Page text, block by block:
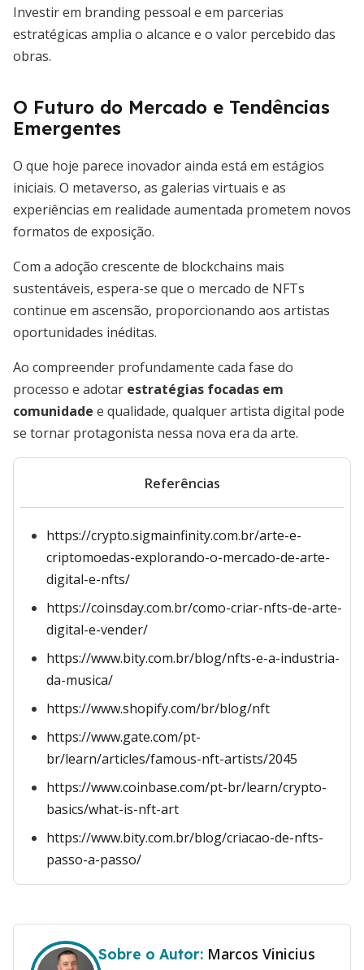
Investir em branding pessoal e em parcerias
estratégicas amplia o alcance e o valor percebido das
obras.
O Futuro do Mercado e Tendências
Emergentes
O que hoje parece inovador ainda está em estágios
iniciais. O metaverso, as galerias virtuais e as
experiências em realidade aumentada prometem novos
formatos de exposição.
Com a adoção crescente de blockchains mais
sustentáveis, espera-se que o mercado de NFTs
continue em ascensão, proporcionando aos artistas
oportunidades inéditas.
Ao compreender profundamente cada fase do
processo e adotar estratégias focadas em
comunidade e qualidade, qualquer artista digital pode
se tornar protagonista nessa nova era da arte.
Referências
https://crypto.sigmainfinity.com.br/arte-e-
criptomoedas-explorando-o-mercado-de-arte-
digital-e-nfts/
https://coinsday.com.br/como-criar-nfts-de-arte-
digital-e-vender/
https://www.bity.com.br/blog/nfts-e-a-industria-
da-musica/
https://www.shopify.com/br/blog/nft
https://www.gate.com/pt-
br/learn/articles/famous-nft-artists/2045
https://www.coinbase.com/pt-br/learn/crypto-
basics/what-is-nft-art
https://www.bity.com.br/blog/criacao-de-nfts-
passo-a-passo/
Sobre o Autor: Marcos Vinicius